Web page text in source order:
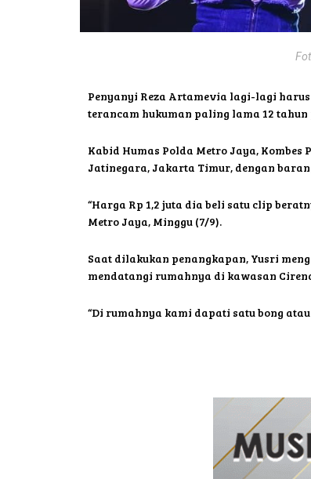
Penyanyi Reza Artamevia lagi-lagi
terancam hukuman paling lama 12
Kabid Humas Polda Metro Jaya,
Jatinegara, Jakarta Timur, dengan
“Harga Rp 1,2 juta dia beli satu clip
Metro Jaya, Minggu (7/9).
Saat dilakukan penangkapan, Yusri
mendatangi rumahnya di kawasan
“Di rumahnya kami dapati satu bong